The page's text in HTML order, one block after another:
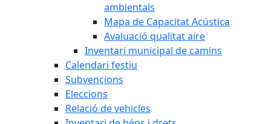
ambientals
Mapa de Capacitat Acústica
Avaluació qualitat aire
Inventari municipal de camins
Calendari festiu
Subvencions
Eleccions
Relació de vehicles